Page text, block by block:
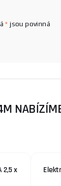
* jsou povinná
2,5 x